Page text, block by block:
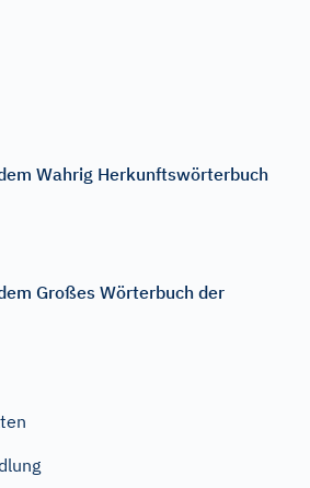
Wahrig Herkunftswörterbuch
Großes Wörterbuch der